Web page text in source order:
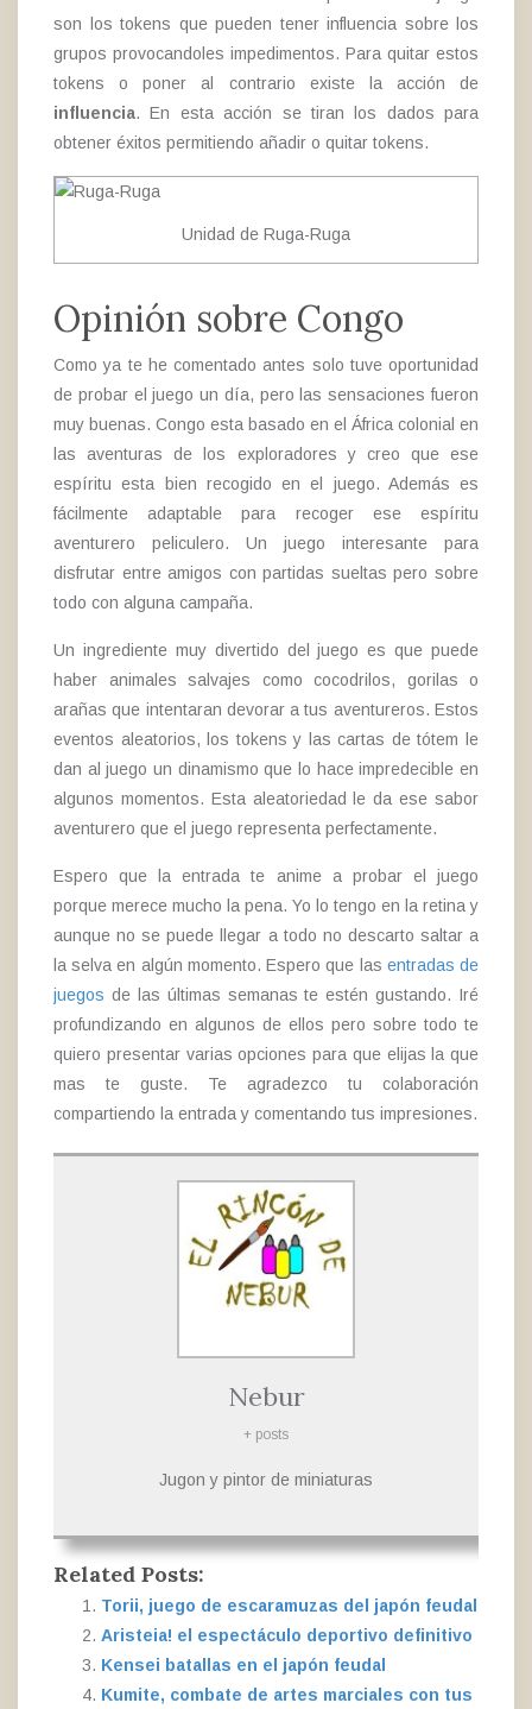
son los tokens que pueden tener influencia sobre los
grupos provocandoles impedimentos. Para quitar estos
tokens o poner al contrario existe la acción de
influencia. En esta acción se tiran los dados para
obtener éxitos permitiendo añadir o quitar tokens.
Unidad de Ruga-Ruga
Opinión sobre Congo
Como ya te he comentado antes solo tuve oportunidad
de probar el juego un día, pero las sensaciones fueron
muy buenas. Congo esta basado en el África colonial en
las aventuras de los exploradores y creo que ese
espíritu esta bien recogido en el juego. Además es
fácilmente adaptable para recoger ese espíritu
aventurero peliculero. Un juego interesante para
disfrutar entre amigos con partidas sueltas pero sobre
todo con alguna campaña.
Un ingrediente muy divertido del juego es que puede
haber animales salvajes como cocodrilos, gorilas o
arañas que intentaran devorar a tus aventureros. Estos
eventos aleatorios, los tokens y las cartas de tótem le
dan al juego un dinamismo que lo hace impredecible en
algunos momentos. Esta aleatoriedad le da ese sabor
aventurero que el juego representa perfectamente.
Espero que la entrada te anime a probar el juego
porque merece mucho la pena. Yo lo tengo en la retina y
aunque no se puede llegar a todo no descarto saltar a
la selva en algún momento. Espero que las entradas de
juegos de las últimas semanas te estén gustando. Iré
profundizando en algunos de ellos pero sobre todo te
quiero presentar varias opciones para que elijas la que
mas te guste. Te agradezco tu colaboración
compartiendo la entrada y comentando tus impresiones.
Nebur
+ posts
Jugon y pintor de miniaturas
Related Posts:
Torii, juego de escaramuzas del japón feudal
Aristeia! el espectáculo deportivo definitivo
Kensei batallas en el japón feudal
Kumite, combate de artes marciales con tus